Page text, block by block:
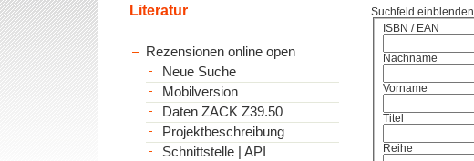
Suchfeld einblenden
ISBN / EAN
Nachname
Vorname
Titel
Reihe
Literatur
Rezensionen online open
Neue Suche
Mobilversion
Daten ZACK Z39.50
Projektbeschreibung
Schnittstelle | API